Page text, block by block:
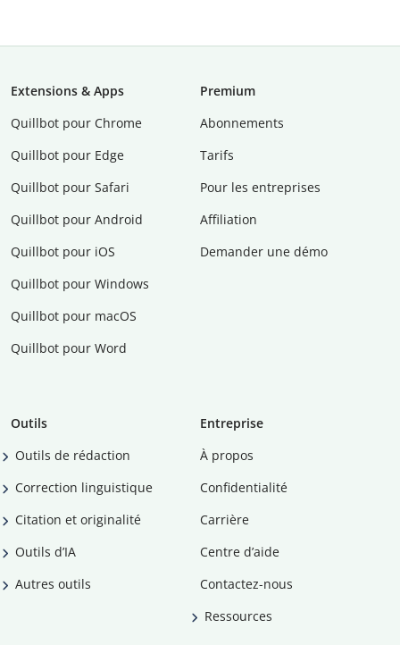
Extensions & Apps
Quillbot pour Chrome
Quillbot pour Edge
Quillbot pour Safari
Quillbot pour Android
Quillbot pour iOS
Quillbot pour Windows
Quillbot pour macOS
Quillbot pour Word
Premium
Abonnements
Tarifs
Pour les entreprises
Affiliation
Demander une démo
Outils
Outils de rédaction
Correction linguistique
Citation et originalité
Outils d’IA
Autres outils
Entreprise
À propos
Confidentialité
Carrière
Centre d’aide
Contactez-nous
Ressources